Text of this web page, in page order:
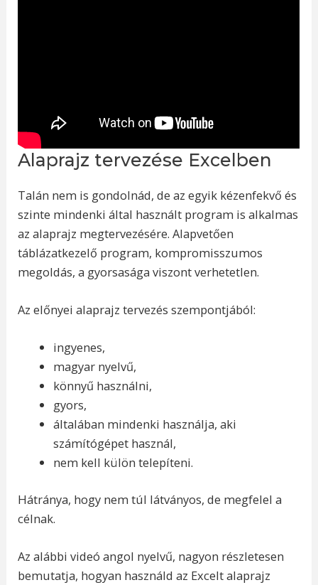
Alaprajz tervezése Excelben
Talán nem is gondolnád, de az egyik kézenfekvő és
szinte mindenki által használt program is alkalmas
az alaprajz megtervezésére. Alapvetően
táblázatkezelő program, kompromisszumos
megoldás, a gyorsasága viszont verhetetlen.
Az előnyei alaprajz tervezés szempontjából:
ingyenes,
magyar nyelvű,
könnyű használni,
gyors,
általában mindenki használja, aki
számítógépet használ,
nem kell külön telepíteni.
Hátránya, hogy nem túl látványos, de megfelel a
célnak.
Az alábbi videó angol nyelvű, nagyon részletesen
bemutatja, hogyan használd az Excelt alaprajz